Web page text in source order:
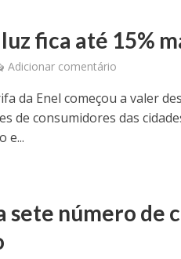
fica até 15%
Adicionar comentário
da Enel começou a valer
de consumidores das
e...
sete número de